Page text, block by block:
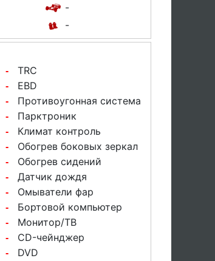
-
-
- TRC
- EBD
- Противоугонная система
- Парктроник
- Климат контроль
- Обогрев боковых зеркал
- Обогрев сидений
- Датчик дождя
- Омыватели фар
- Бортовой компьютер
- Монитор/ТВ
- CD-чейнджер
- DVD